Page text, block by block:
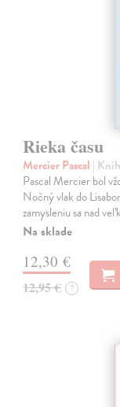
Rieka času
Mercier Pascal |
Pascal Mercier bol
Nočný vlak do
zamysleniu sa nad
Na sklade
12,30 €
12,95 € ?